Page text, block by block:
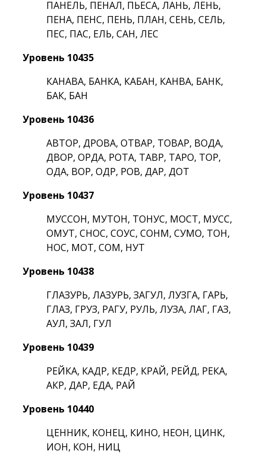
ПАНЕЛЬ, ПЕНАЛ, ПЬЕСА, ЛАНЬ, ЛЕНЬ,
ПЕНА, ПЕНС, ПЕНЬ, ПЛАН, СЕНЬ, СЕЛЬ,
ПЕС, ПАС, ЕЛЬ, САН, ЛЕС
Уровень 10435
КАНАВА, БАНКА, КАБАН, КАНВА, БАНК,
БАК, БАН
Уровень 10436
АВТОР, ДРОВА, ОТВАР, ТОВАР, ВОДА,
ДВОР, ОРДА, РОТА, ТАВР, ТАРО, ТОР,
ОДА, ВОР, ОДР, РОВ, ДАР, ДОТ
Уровень 10437
МУССОН, МУТОН, ТОНУС, МОСТ, МУСС,
ОМУТ, СНОС, СОУС, СОНМ, СУМО, ТОН,
НОС, МОТ, СОМ, НУТ
Уровень 10438
ГЛАЗУРЬ, ЛАЗУРЬ, ЗАГУЛ, ЛУЗГА, ГАРЬ,
ГЛАЗ, ГРУЗ, РАГУ, РУЛЬ, ЛУЗА, ЛАГ, ГАЗ,
АУЛ, ЗАЛ, ГУЛ
Уровень 10439
РЕЙКА, КАДР, КЕДР, КРАЙ, РЕЙД, РЕКА,
АКР, ДАР, ЕДА, РАЙ
Уровень 10440
ЦЕННИК, КОНЕЦ, КИНО, НЕОН, ЦИНК,
ИОН, КОН, НИЦ